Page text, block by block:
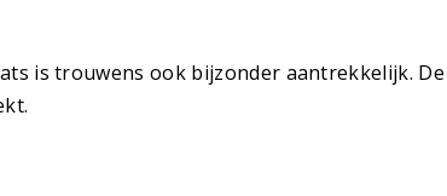
is trouwens ook bijzonder aantrekkelijk.